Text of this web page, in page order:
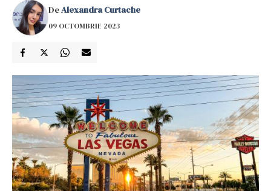
DeAlexandra Curtache
09 OCTOMBRIE 2023